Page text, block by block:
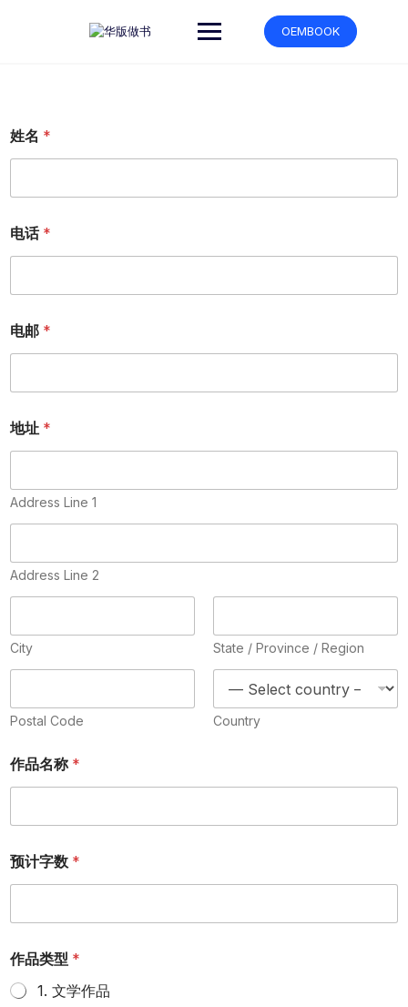
OEMBOOK
姓名 *
品
类
同
视
频
图
在
下
渠
宣
电
邮
电话 *
电邮 *
地址 *
Address Line 1
Address Line 2
City State / Province / Region
Postal Code Country
作品名称 *
预计字数 *
作品类型 *
1. 文学作品